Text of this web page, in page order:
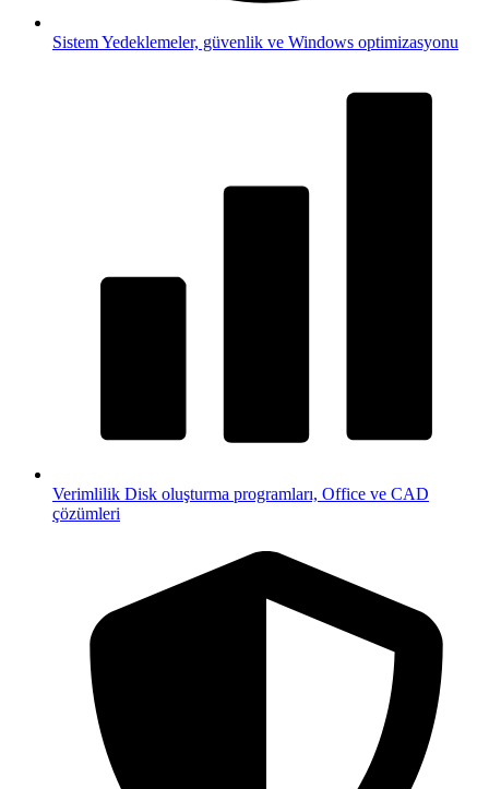
SistemYedeklemeler, güvenlik ve Windows optimizasyonu
Verimlilik Disk oluşturma programları, Office ve CAD
çözümleri